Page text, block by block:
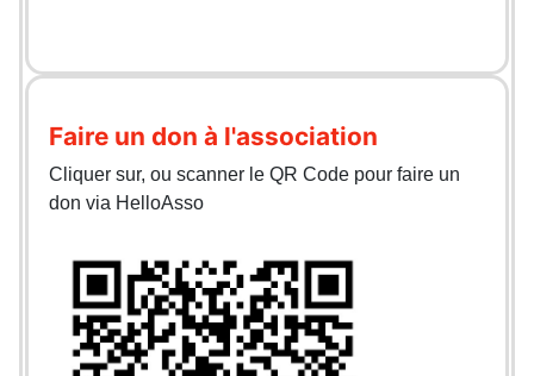
Faire un don à l'association
Cliquer sur, ou scanner le QR Code pour faire un
don via HelloAsso